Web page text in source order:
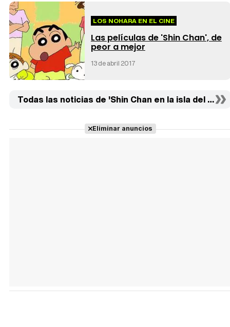
LOS NOHARA EN EL CINE
Las películas de 'Shin Chan', de
peor a mejor
13 de abril 2017
Todas las noticias de 'Shin Chan en la isla del
Eliminar anuncios